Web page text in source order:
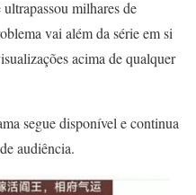
milhares de
vai além da série em si
acima de qualquer
segue disponível e continua
audiência.